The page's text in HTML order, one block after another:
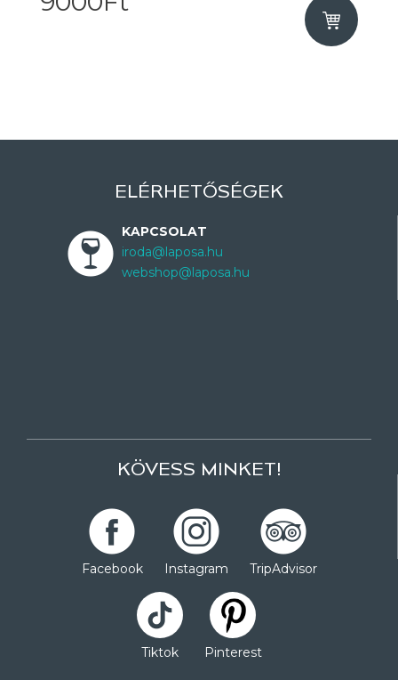
ELÉRHETŐSÉGEK
KAPCSOLAT
iroda@laposa.hu
webshop@laposa.hu
KÖVESS MINKET!
Facebook Instagram TripAdvisor
Tiktok Pinterest